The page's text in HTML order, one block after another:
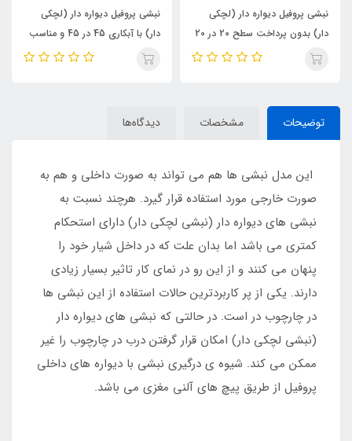
نبشی پروفیل دیواره دار (لچکی
دار) بدون پرداخت سطح 20 در 20
و مناسب برای اسلات 6 (ارتفاع 18
نبشی پروفیل دیواره دار (لچکی
دار) با آبکاری 45 در 45 و مناسب
برای اسلات 10
توضیحات مشخصات دیدگاه‌ها
این مدل نبشی ها هم می تواند به صورت داخلی و هم به
صورت خارجی مورد استفاده قرار گیرد. هرچند نسبت به
نبشی های دیواره دار (نبشی لچکی دار) دارای استحکام
کمتری می باشد اما بدان علت که در داخل شیار خود را
پنهان می کنند و از این رو در نمای کار تاثیر بسیار زیادی
دارند. یکی از پر کاربردترین حالات استفاده از این نبشی ها
در چارچوب در است. در حالتی که نبشی های دیواره دار
(نبشی لچکی دار) امکان قرار گرفتن درب در چارچوب را غیر
ممکن می کند. شیوه ی درگیری نبشی با دیواره های داخلی
پروفیل از طریق پیچ های آلنی مغزی می باشد.